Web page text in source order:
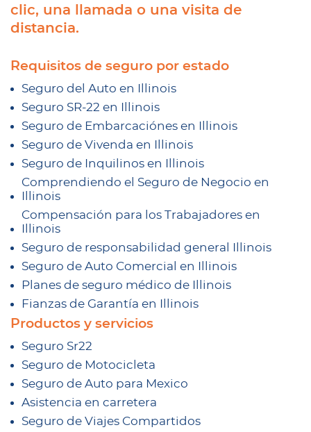
clic, una llamada o una visita de
distancia.
Requisitos de seguro por estado
Seguro del Auto en Illinois
Seguro SR-22 en Illinois
Seguro de Embarcaciónes en Illinois
Seguro de Vivenda en Illinois
Seguro de Inquilinos en Illinois
Comprendiendo el Seguro de Negocio en
Illinois
Compensación para los Trabajadores en
Illinois
Seguro de responsabilidad general Illinois
Seguro de Auto Comercial en Illinois
Planes de seguro médico de Illinois
Fianzas de Garantía en Illinois
Productos y servicios
Seguro Sr22
Seguro de Motocicleta
Seguro de Auto para Mexico
Asistencia en carretera
Seguro de Viajes Compartidos